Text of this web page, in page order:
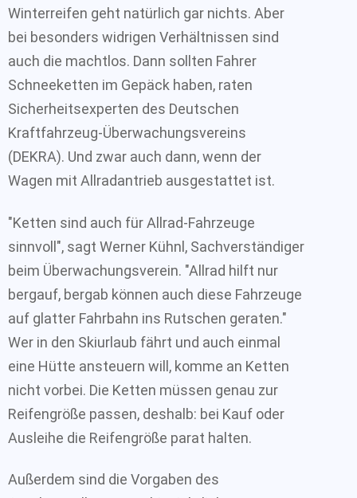
Winterreifen geht natürlich gar nichts. Aber
bei besonders widrigen Verhältnissen sind
auch die machtlos. Dann sollten Fahrer
Schneeketten im Gepäck haben, raten
Sicherheitsexperten des Deutschen
Kraftfahrzeug-Überwachungsvereins
(DEKRA). Und zwar auch dann, wenn der
Wagen mit Allradantrieb ausgestattet ist.
"Ketten sind auch für Allrad-Fahrzeuge
sinnvoll", sagt Werner Kühnl, Sachverständiger
beim Überwachungsverein. "Allrad hilft nur
bergauf, bergab können auch diese Fahrzeuge
auf glatter Fahrbahn ins Rutschen geraten."
Wer in den Skiurlaub fährt und auch einmal
eine Hütte ansteuern will, komme an Ketten
nicht vorbei. Die Ketten müssen genau zur
Reifengröße passen, deshalb: bei Kauf oder
Ausleihe die Reifengröße parat halten.
Außerdem sind die Vorgaben des